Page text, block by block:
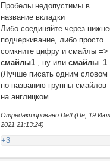
'http://
'http://
'http://
'http://
'http://
'http://
'http://
'http://
'http://
'http://
Пробелы недопустимы в
название вкладки
Либо соединяйте через
подчеркивание, либо просто
сомкните цифру и смайлы =>
смайлы1 , ну илисмайлы_1
(Лучше писать одним словом
по названию группы смайлов
на англицком
Отредактировано Deff (Пн, 19
2021 21:13:24)
+3